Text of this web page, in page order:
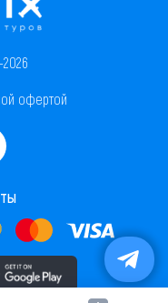
офертой
Скачать приложение в PlayMarket